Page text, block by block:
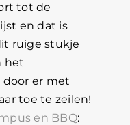
tot de
en dat is
ruige stukje
het
door er met
toe te zeilen!
en BBQ: